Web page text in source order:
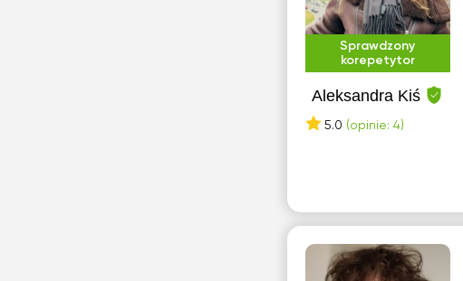
Sprawdzony
korepetytor
Aleksandra Kiś
5.0 (opinie: 4)